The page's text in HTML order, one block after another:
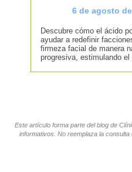
6 de agosto
Descubre cómo el ácido
ayudar a redefinir
firmeza facial de manera
progresiva, estimulando el
Este artículo forma parte del blog de
informativos. No reemplaza la